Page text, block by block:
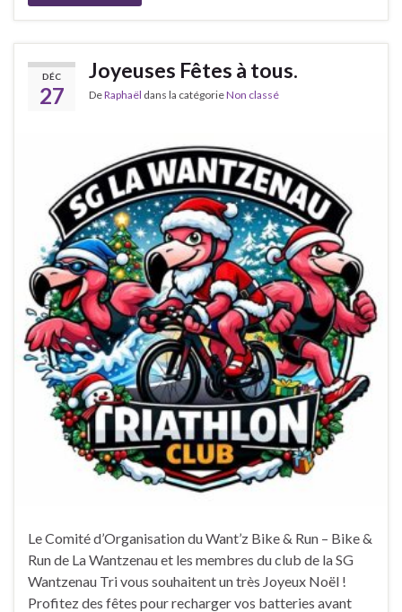
DÉC
27
Joyeuses Fêtes à tous.
DeRaphaël dans la catégorieNon classé
Le Comité d’Organisation du Want’z Bike & Run – Bike &
Run de La Wantzenau et les membres du club de la SG
Wantzenau Tri vous souhaitent un très Joyeux Noël !
Profitez des fêtes pour recharger vos batteries avant